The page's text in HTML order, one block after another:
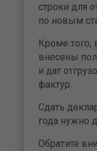
строки для
по новым
Кроме того,
внесены
и дат
фактур.
Сдать
года нужно
Обратите